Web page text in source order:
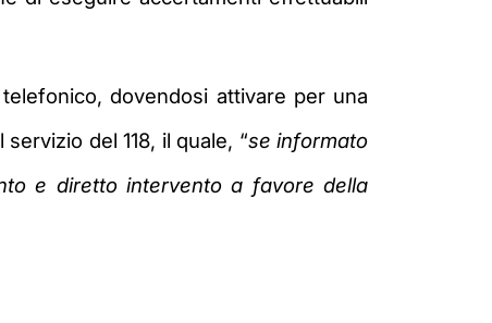
dovendosi attivare per una
del 118, il quale, “se informato
e diretto intervento a favore della